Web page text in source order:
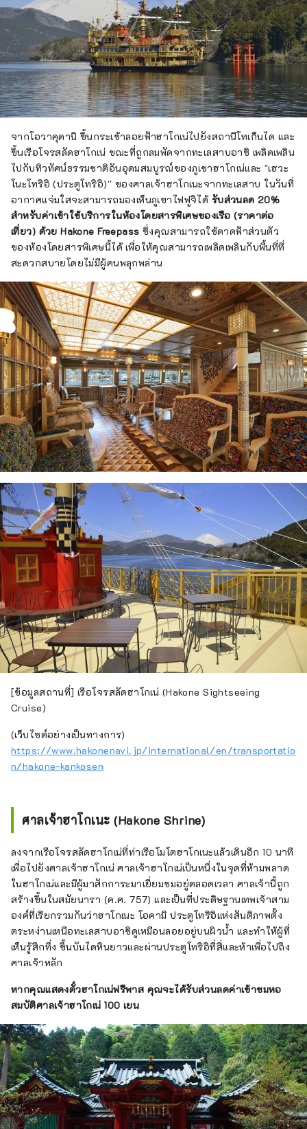
จากโอวาคุดานิ ขึ้นกระเช้าลอยฟ้าฮาโกเน่ไปยังสถานีโทเก็นได และ
ขึ้นเรือโจรสลัดฮาโกเน่ ขณะที่ถูกลมพัดจากทะเลสาบอาชิ เพลิดเพลิน
ไปกับทิวทัศน์ธรรมชาติอันอุดมสมบูรณ์ของภูเขาฮาโกเน่และ "เฮวะ
โนะโทริอิ (ประตูโทริอิ)'' ของศาลเจ้าฮาโกเนะจากทะเลสาบ ในวันที่
อากาศแจ่มใสจะสามารถมองเห็นภูเขาไฟฟูจิได้ รับส่วนลด 20%
สำหรับค่าเข้าใช้บริการในห้องโดยสารพิเศษของเรือ (ราคาต่อ
เที่ยว) ด้วย Hakone Freepass ซึ่งคุณสามารถใช้ดาดฟ้าส่วนตัว
ของห้องโดยสารพิเศษนี้ได้ เพื่อให้คุณสามารถเพลิดเพลินกับพื้นที่ที่
สะดวกสบายโดยไม่มีผู้คนพลุกพล่าน
[ข้อมูลสถานที่] เรือโจรสลัดฮาโกเน่ (Hakone Sightseeing
Cruise)
(เว็บไซต์อย่างเป็นทางการ)
https://www.hakonenavi.jp/international/en/transportatio
n/hakone-kankosen
ศาลเจ้าฮาโกเนะ (Hakone Shrine)
ลงจากเรือโจรสลัดฮาโกเน่ที่ท่าเรือโมโตฮาโกเนะแล้วเดินอีก 10 นาที
เพื่อไปยังศาลเจ้าฮาโกเน่ ศาลเจ้าฮาโกเน่เป็นหนึ่งในจุดที่ห้ามพลาด
ในฮาโกเน่และมีผู้มาสักการะมาเยี่ยมชมอยู่ตลอดเวลา ศาลเจ้านี้ถูก
สร้างขึ้นในสมัยนารา (ค.ศ. 757) และเป็นที่ประดิษฐานเทพเจ้าสาม
องค์ที่เรียกรวมกันว่าฮาโกเนะ โอคามิ ประตูโทริอิแห่งสันติภาพตั้ง
ตระหง่านเหนือทะเลสาบอาชิดูเหมือนลอยอยู่บนผิวน้ำ และทำให้ผู้ที่
เห็นรู้สึกทึ่ง ขึ้นบันไดหินยาวและผ่านประตูโทริอิที่สี่และห้าเพื่อไปถึง
ศาลเจ้าหลัก
หากคุณแสดงตั๋วฮาโกเน่ฟรีพาส คุณจะได้รับส่วนลดค่าเข้าชมหอ
สมบัติศาลเจ้าฮาโกเน่ 100 เยน